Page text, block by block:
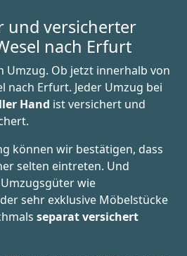
und versicherter
nach Erfurt
Umzug. Ob jetzt innerhalb von
nach Erfurt. Jeder Umzug bei
Hand ist versichert und
können wir bestätigen, dass
selten eintreten. Und
wie
sehr exklusive Möbelstücke
separat versichert